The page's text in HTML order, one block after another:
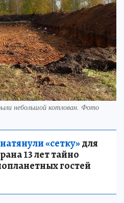
небольшой котлован. Фото
«сетку»для
13 лет тайно
гостей